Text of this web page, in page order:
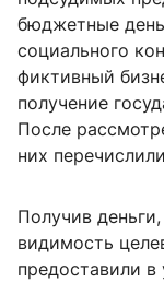
бюджетные
социального
фиктивный
получение
После
них
Получив
видимость
предоставили